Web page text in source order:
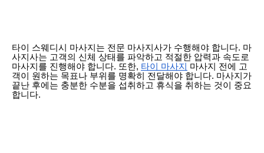
타이 스웨디시 마사지는 전문 마사지사가 수행해야 합니다. 마
사지사는 고객의 신체 상태를 파악하고 적절한 압력과 속도로
마사지를 진행해야 합니다. 또한, 타이 마사지
마사지 전에 고
객이 원하는 목표나 부위를 명확히 전달해야 합니다. 마사지가
끝난 후에는 충분한 수분을 섭취하고 휴식을 취하는 것이 중요
합니다.